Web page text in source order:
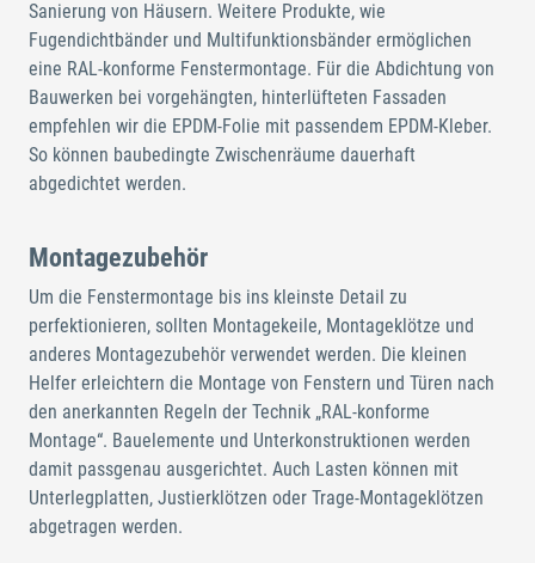
Sanierung von Häusern. Weitere Produkte, wie
Fugendichtbänder und Multifunktionsbänder ermöglichen
eine RAL-konforme Fenstermontage. Für die Abdichtung von
Bauwerken bei vorgehängten, hinterlüfteten Fassaden
empfehlen wir die EPDM-Folie mit passendem EPDM-Kleber.
So können baubedingte Zwischenräume dauerhaft
abgedichtet werden.
Montagezubehör
Um die Fenstermontage bis ins kleinste Detail zu
perfektionieren, sollten Montagekeile, Montageklötze und
anderes Montagezubehör verwendet werden. Die kleinen
Helfer erleichtern die Montage von Fenstern und Türen nach
den anerkannten Regeln der Technik „RAL-konforme
Montage“. Bauelemente und Unterkonstruktionen werden
damit passgenau ausgerichtet. Auch Lasten können mit
Unterlegplatten, Justierklötzen oder Trage-Montageklötzen
abgetragen werden.